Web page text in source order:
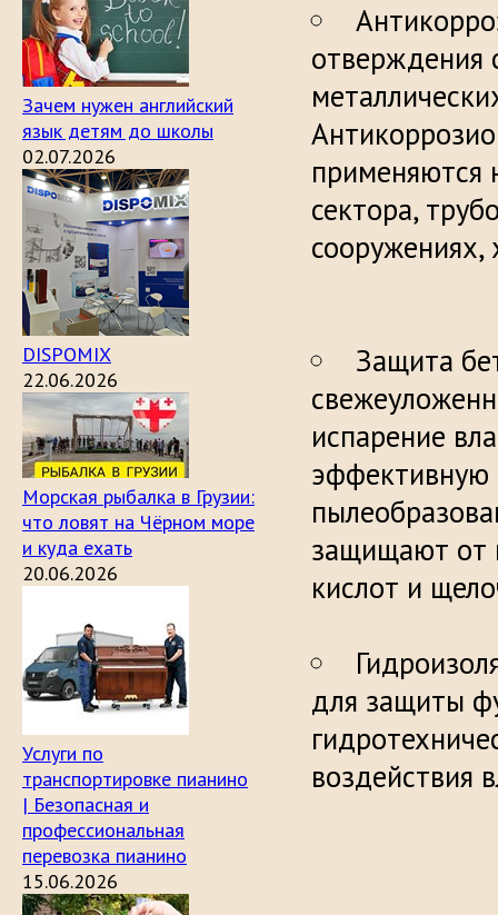
Зачем нужен английский
язык детям до школы
02.07.2026
DISPOMIX
22.06.2026
Морская рыбалка в Грузии:
что ловят на Чёрном море
и куда ехать
20.06.2026
Услуги по
транспортировке пианино
| Безопасная и
профессиональная
перевозка пианино
15.06.2026
отверждения
применяются
сектора,
Защита
испарение
эффективную
защищают от
для защиты
воздействия